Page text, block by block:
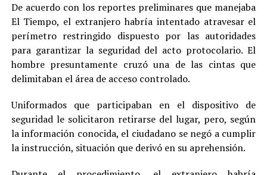
De acuerdo con los reportes preliminares que manejaba
El Tiempo, el extranjero habría intentado atravesar el
perímetro restringido dispuesto por las autoridades
para garantizar la seguridad del acto protocolario. El
hombre presuntamente cruzó una de las cintas que
delimitaban el área de acceso controlado.
Uniformados que participaban en el dispositivo de
seguridad le solicitaron retirarse del lugar, pero, según
la información conocida, el ciudadano se negó a cumplir
la instrucción, situación que derivó en su aprehensión.